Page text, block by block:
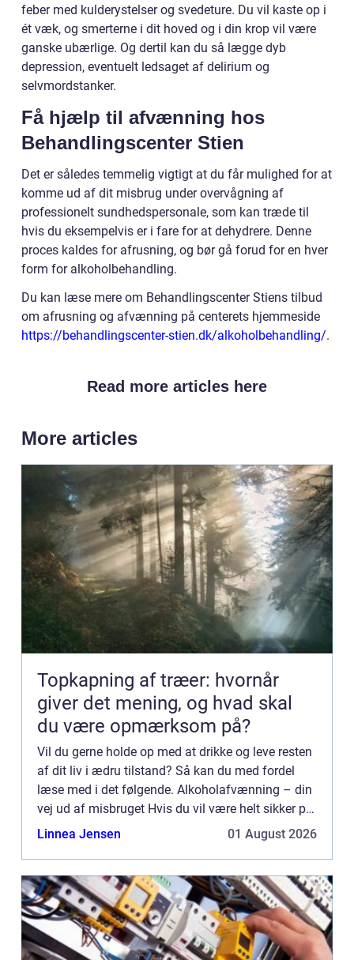
feber med kulderystelser og svedeture. Du vil kaste op i
ét væk, og smerterne i dit hoved og i din krop vil være
ganske ubærlige. Og dertil kan du så lægge dyb
depression, eventuelt ledsaget af delirium og
selvmordstanker.
Få hjælp til afvænning hos
Behandlingscenter Stien
Det er således temmelig vigtigt at du får mulighed for at
komme ud af dit misbrug under overvågning af
professionelt sundhedspersonale, som kan træde til
hvis du eksempelvis er i fare for at dehydrere. Denne
proces kaldes for afrusning, og bør gå forud for en hver
form for alkoholbehandling.
Du kan læse mere om Behandlingscenter Stiens tilbud
om afrusning og afvænning på centerets hjemmeside
https://behandlingscenter-stien.dk/alkoholbehandling/.
Read more articles here
More articles
Topkapning af træer: hvornår
giver det mening, og hvad skal
du være opmærksom på?
Vil du gerne holde op med at drikke og leve resten
af dit liv i ædru tilstand? Så kan du med fordel
læse med i det følgende. Alkoholafvænning – din
vej ud af misbruget Hvis du vil være helt sikker på
at din afvænning har varig effekt, bør du opsøge
Linnea Jensen 01 August 2026